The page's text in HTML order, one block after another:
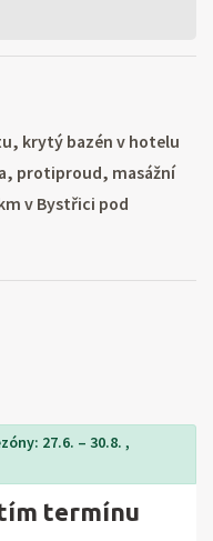
krytý bazén v hotelu
protiproud, masážní
v Bystřici pod
lyžařské vleky na
skútr taxi, umělé
běžky přímo u chaty.
místo, rozhledna, vodní
křížová cesta), do
(zámecké zahrady v
atd.), Zlína a Lešné
27.6. – 30.8. ,
termínu